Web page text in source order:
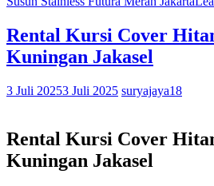
Rental Kursi Cover
Kuningan Jakasel
3 Juli 20253 Juli 2025 suryajaya18
Rental Kursi Cover
Kuningan Jakasel